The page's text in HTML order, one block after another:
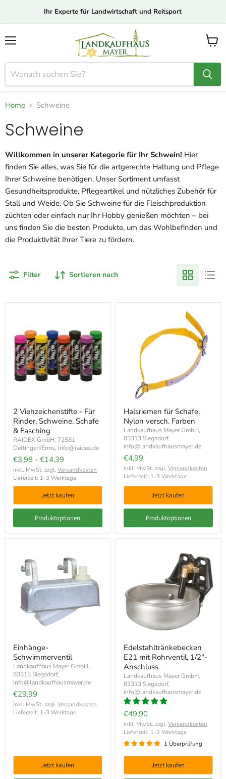
Ihr Experte für Landwirtschaft und Reitsport
Home Schweine
Schweine
Willkommen in unserer Kategorie für Ihr Schwein! Hier
finden Sie alles, was Sie für die artgerechte Haltung und Pflege
Ihrer Schweine benötigen. Unser Sortiment umfasst
Gesundheitsprodukte, Pflegeartikel und nützliches Zubehör für
Stall und Weide. Ob Sie Schweine für die Fleischproduktion
züchten oder einfach nur Ihr Hobby genießen möchten – bei
uns finden Sie die besten Produkte, um das Wohlbefinden und
die Produktivität Ihrer Tiere zu fördern.
Filter Sortieren nach
2 Viehzeichenstifte - Für
Rinder, Schweine, Schafe
& Fasching
RAIDEX GmbH, 72581
Dettingen/Erms, info@raidex.de
€3,98 - €14,39
inkl. MwSt. zzgl. Versandkosten
Lieferzeit: 1-3 Werktage
Jetzt kaufen
Produktoptionen
Halsriemen für Schafe,
Nylon versch. Farben
Landkaufhaus Mayer GmbH,
83313 Siegsdorf,
info@landkaufhausmayer.de
€4,99
inkl. MwSt. zzgl. Versandkosten
Lieferzeit: 1-3 Werktage
Jetzt kaufen
Produktoptionen
Einhänge-
Schwimmerventil
Landkaufhaus Mayer GmbH,
83313 Siegsdorf,
info@landkaufhausmayer.de
€29,99
inkl. MwSt. zzgl. Versandkosten
Lieferzeit: 1-3 Werktage
Jetzt kaufen
Edelstahltränkebecken
E21 mit Rohrventil, 1/2"-
Anschluss
Landkaufhaus Mayer GmbH,
83313 Siegsdorf,
info@landkaufhausmayer.de
€49,90
inkl. MwSt. zzgl. Versandkosten
Lieferzeit: 1-3 Werktage
1 Überprüfung
Jetzt kaufen